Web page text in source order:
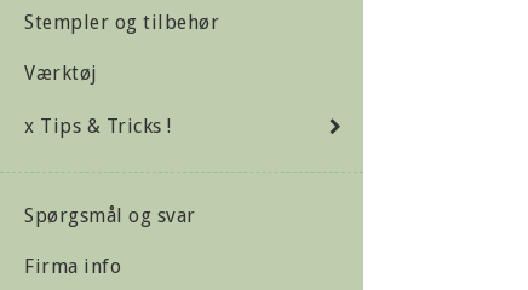
Stempler og tilbehør
Værktøj
x Tips & Tricks !
Spørgsmål og svar
Firma info